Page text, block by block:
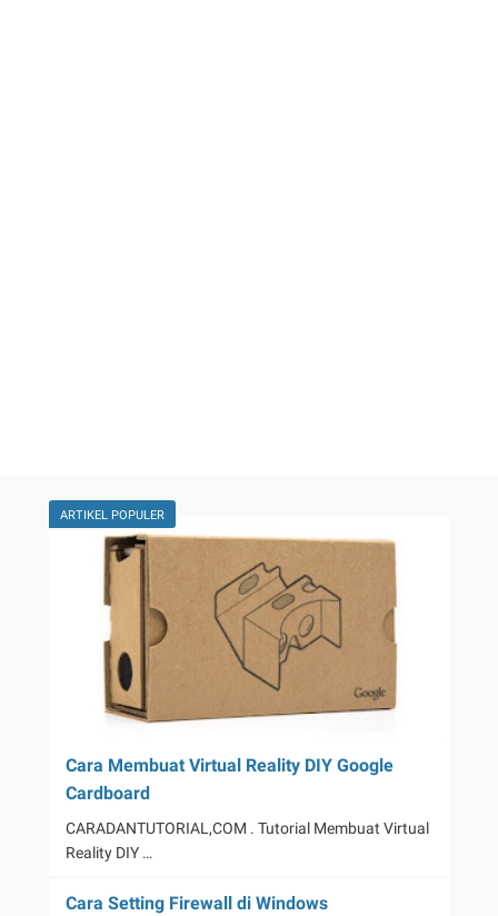
ARTIKEL POPULER
Cara Membuat Virtual Reality DIY Google
Cardboard
CARADANTUTORIAL,COM . Tutorial Membuat Virtual
Reality DIY …
Cara Setting Firewall di Windows